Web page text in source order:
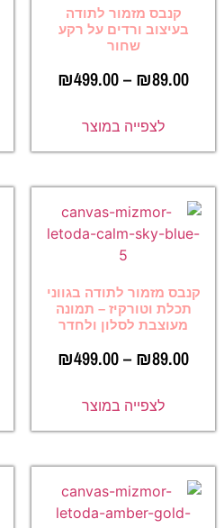
קנבס מזמור לתודה
בעיצוב ורדים על רקע
שחור
₪89.00
–
₪499.00
לצפייה במוצר
קנבס מזמור לתודה בגווני
תכלת וטורקיז – תמונה
מעוצבת לסלון ולחדר
₪89.00
–
₪499.00
לצפייה במוצר